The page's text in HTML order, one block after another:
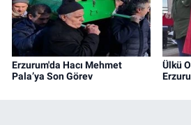
Erzurum'da Hacı Mehmet
Pala’ya Son Görev
Ülkü